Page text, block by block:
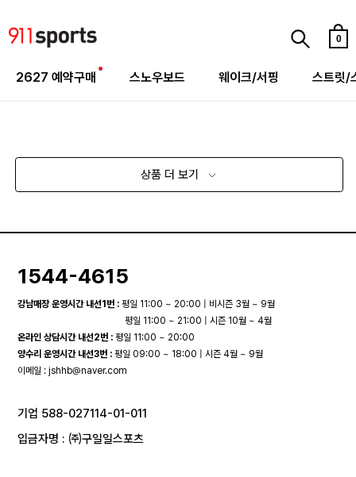
0
2627 예약구매 스노우보드 웨이크/서핑 스트릿/
상품 더 보기
1544-4615
강남매장 운영시간 내선1번 : 평일 11:00 ~ 20:00 | 비시즌 3월 ~ 9월
평일 11:00 ~ 21:00 | 시즌 10월 ~ 4월
온라인 상담시간 내선2번 : 평일 11:00 ~ 20:00
양수리 운영시간 내선3번 : 평일 09:00 ~ 18:00 | 시즌 4월 ~ 9월
이메일 :jshhb@naver.com
기업 588-027114-01-011
입금자명 : ㈜구일일스포츠